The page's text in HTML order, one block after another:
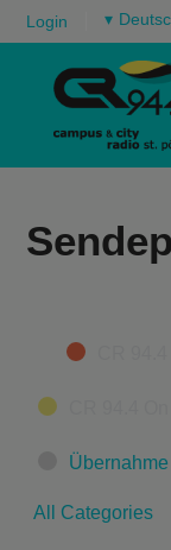
Login ▾
Categories
Übernahme
All Categories